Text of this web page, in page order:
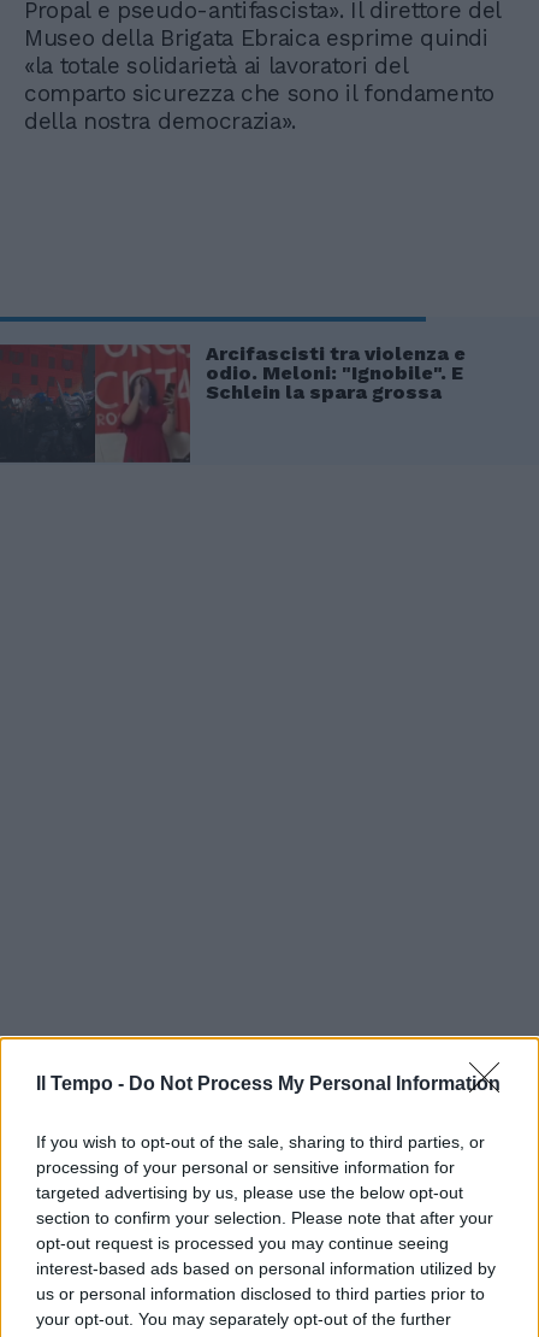
Il Tempo - Do Not Process My Personal Information
If you wish to opt-out of the sale, sharing to third parties, or
processing of your personal or sensitive information for
targeted advertising by us, please use the below opt-out
section to confirm your selection. Please note that after your
opt-out request is processed you may continue seeing
interest-based ads based on personal information utilized by
us or personal information disclosed to third parties prior to
your opt-out. You may separately opt-out of the further
Propal e pseudo-antifascista». Il direttore del
Museo della Brigata Ebraica esprime quindi
«la totale solidarietà ai lavoratori del
comparto sicurezza che sono il fondamento
della nostra democrazia».
Arcifascisti tra violenza e
odio. Meloni: "Ignobile". E
Schlein la spara grossa